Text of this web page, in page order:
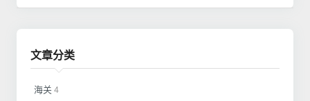
文章分类
海关 4